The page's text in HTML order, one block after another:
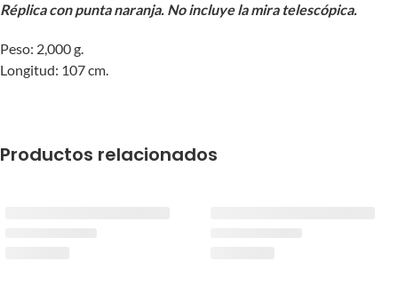
Réplica con punta naranja. No incluye la mira telescópica.
Peso: 2,000 g.
Longitud: 107 cm.
Productos relacionados